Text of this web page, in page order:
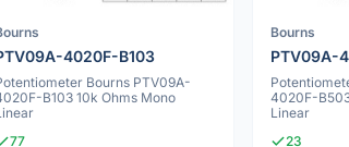
4020F-B103
Bourns PTV09A-
B103 10k Ohms Mono
77
Bourns
PTV09A-
4020F-
Linear
23